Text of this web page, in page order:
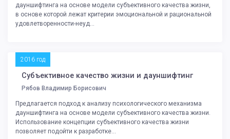
дауншифтинга на основе модели субъективного качества жизни,
в основе которой лежат критерии эмоциональной и рациональной
удовлетворенности-неуд...
2016 год
Субъективное качество жизни и дауншифтинг
Рябов Владимир Борисович
Предлагается подход к анализу психологического механизма
дауншифтинга на основе модели субъективного качества жизни.
Использование концепции субъективного качества жизни
позволяет подойти к разработке...